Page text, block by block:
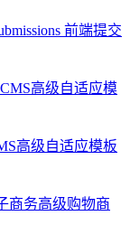
前端提交
高级自适应模板